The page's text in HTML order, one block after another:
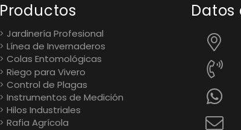
Productos
Jardinería Profesional
Línea de Invernaderos
Colas Entomológicas
Riego para Vivero
Control de Plagas
Instrumentos de Medición
Hilos Industriales
Rafia Agrícola